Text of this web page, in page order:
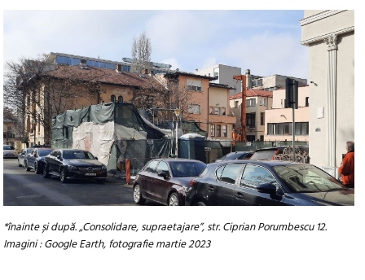
*înainte și după. „Consolidare, supraetajare”, str. Ciprian Porumbescu 12.
Imagini : Google Earth, fotografie martie 2023